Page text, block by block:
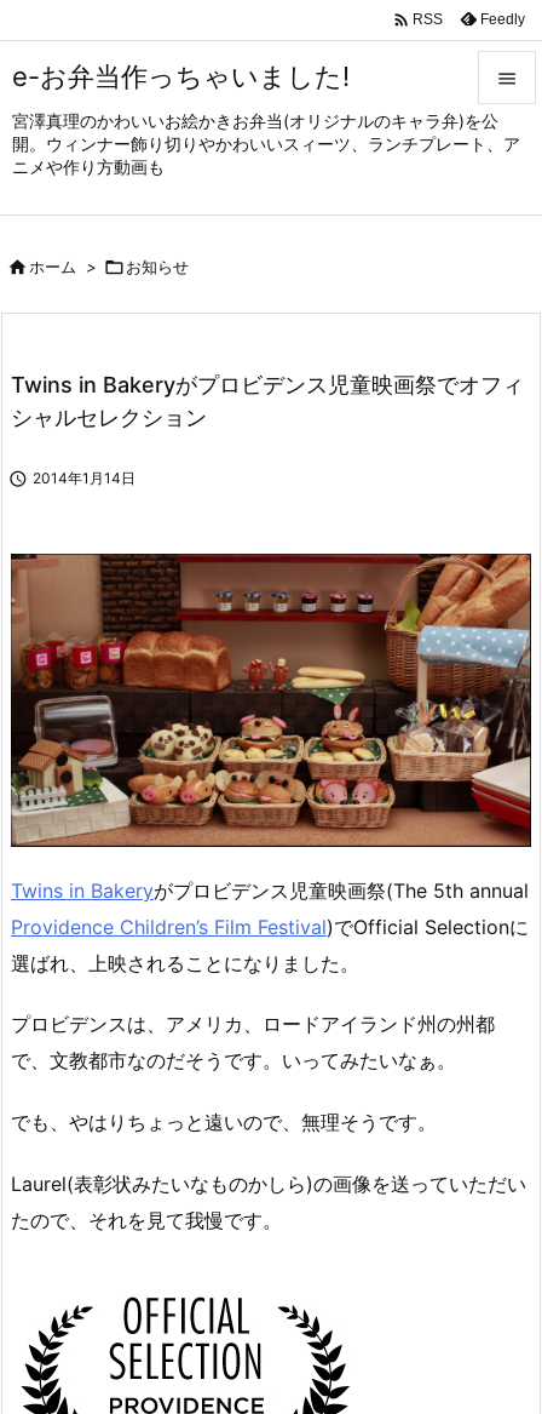
e-お弁当作っちゃいました!
宮澤真理のかわいいお絵かきお弁当(オリジナルのキャラ弁)を公
開。ウィンナー飾り切りやかわいいスィーツ、ランチプレート、ア
ニメや作り方動画も


メニュ
サイド


 RSS Feedly
ホーム > お知らせ
Twins in Bakeryがプロビデンス児童映画祭でオフィ
シャルセレクション
 2014年1月14日
Twins in Bakeryがプロビデンス児童映画祭(The 5th annual
Providence Children’s Film Festival)でOfficial Selectionに
選ばれ、上映されることになりました。
プロビデンスは、アメリカ、ロードアイランド州の州都
で、文教都市なのだそうです。いってみたいなぁ。
でも、やはりちょっと遠いので、無理そうです。
Laurel(表彰状みたいなものかしら)の画像を送っていただい
たので、それを見て我慢です。